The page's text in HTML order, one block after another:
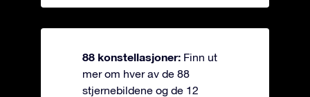
88 konstellasjoner: Finn ut
mer om hver av de 88
stjernebildene og de 12